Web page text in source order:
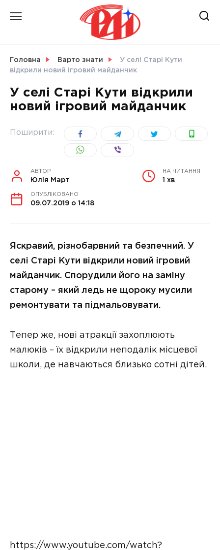
УКРАЇНА
Головна Варто знати
У селі Старі Кути
відкрили новий ігровий майданчик
У селі Старі Кути відкрили
новий ігровий майданчик
Поширити:
АВТОР
Юлія Март
НА ЧИТАННЯ
1 хв
ОПУБЛІКОВАНО
09.07.2019 о 14:18
Яскравий, різнобарвний та безпечний. У
селі Старі Кути відкрили новий ігровий
майданчик. Спорудили його на заміну
старому – який ледь не щороку мусили
ремонтувати та підмальовувати.
Тепер же, нові атракції захоплюють
малюків – їх відкрили неподалік місцевої
школи, де навчаються близько сотні дітей.
https://www.youtube.com/watch?